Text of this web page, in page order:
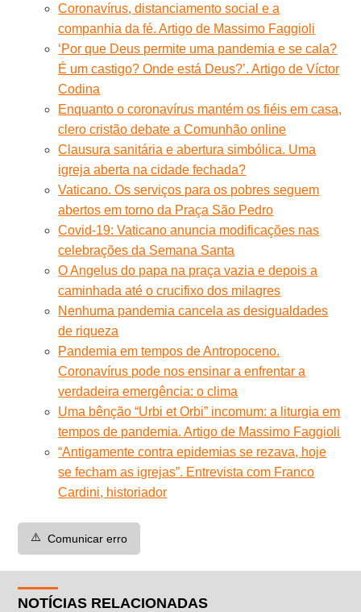
Coronavírus, distanciamento social e a
companhia da fé. Artigo de Massimo Faggioli
‘Por que Deus permite uma pandemia e se cala?
É um castigo? Onde está Deus?’. Artigo de Víctor
Codina
Enquanto o coronavírus mantém os fiéis em casa,
clero cristão debate a Comunhão online
Clausura sanitária e abertura simbólica. Uma
igreja aberta na cidade fechada?
Vaticano. Os serviços para os pobres seguem
abertos em torno da Praça São Pedro
Covid-19: Vaticano anuncia modificações nas
celebrações da Semana Santa
O Angelus do papa na praça vazia e depois a
caminhada até o crucifixo dos milagres
Nenhuma pandemia cancela as desigualdades
de riqueza
Pandemia em tempos de Antropoceno.
Coronavírus pode nos ensinar a enfrentar a
verdadeira emergência: o clima
Uma bênção “Urbi et Orbi” incomum: a liturgia em
tempos de pandemia. Artigo de Massimo Faggioli
“Antigamente contra epidemias se rezava, hoje
se fecham as igrejas”. Entrevista com Franco
Cardini, historiador
⚠️ Comunicar erro
NOTÍCIAS RELACIONADAS